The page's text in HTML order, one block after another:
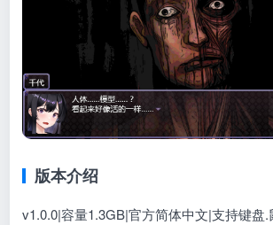
版本介绍
v1.0.0|容量1.3GB|官方简体中文|支持键盘.